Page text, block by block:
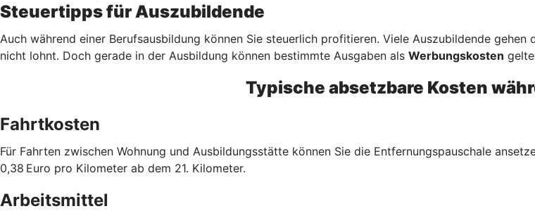
Steuertipps für Auszubildende
Auch während einer Berufsausbildung können Sie steuerlich profitieren. Viele Auszubildende
nicht lohnt. Doch gerade in der Ausbildung können bestimmte Ausgaben als Werbungskosten
Typische absetzbare Kosten
Fahrtkosten
Für Fahrten zwischen Wohnung und Ausbildungsstätte können Sie die Entfernungspauschale
0,38 Euro pro Kilometer ab dem 21. Kilometer.
Arbeitsmittel